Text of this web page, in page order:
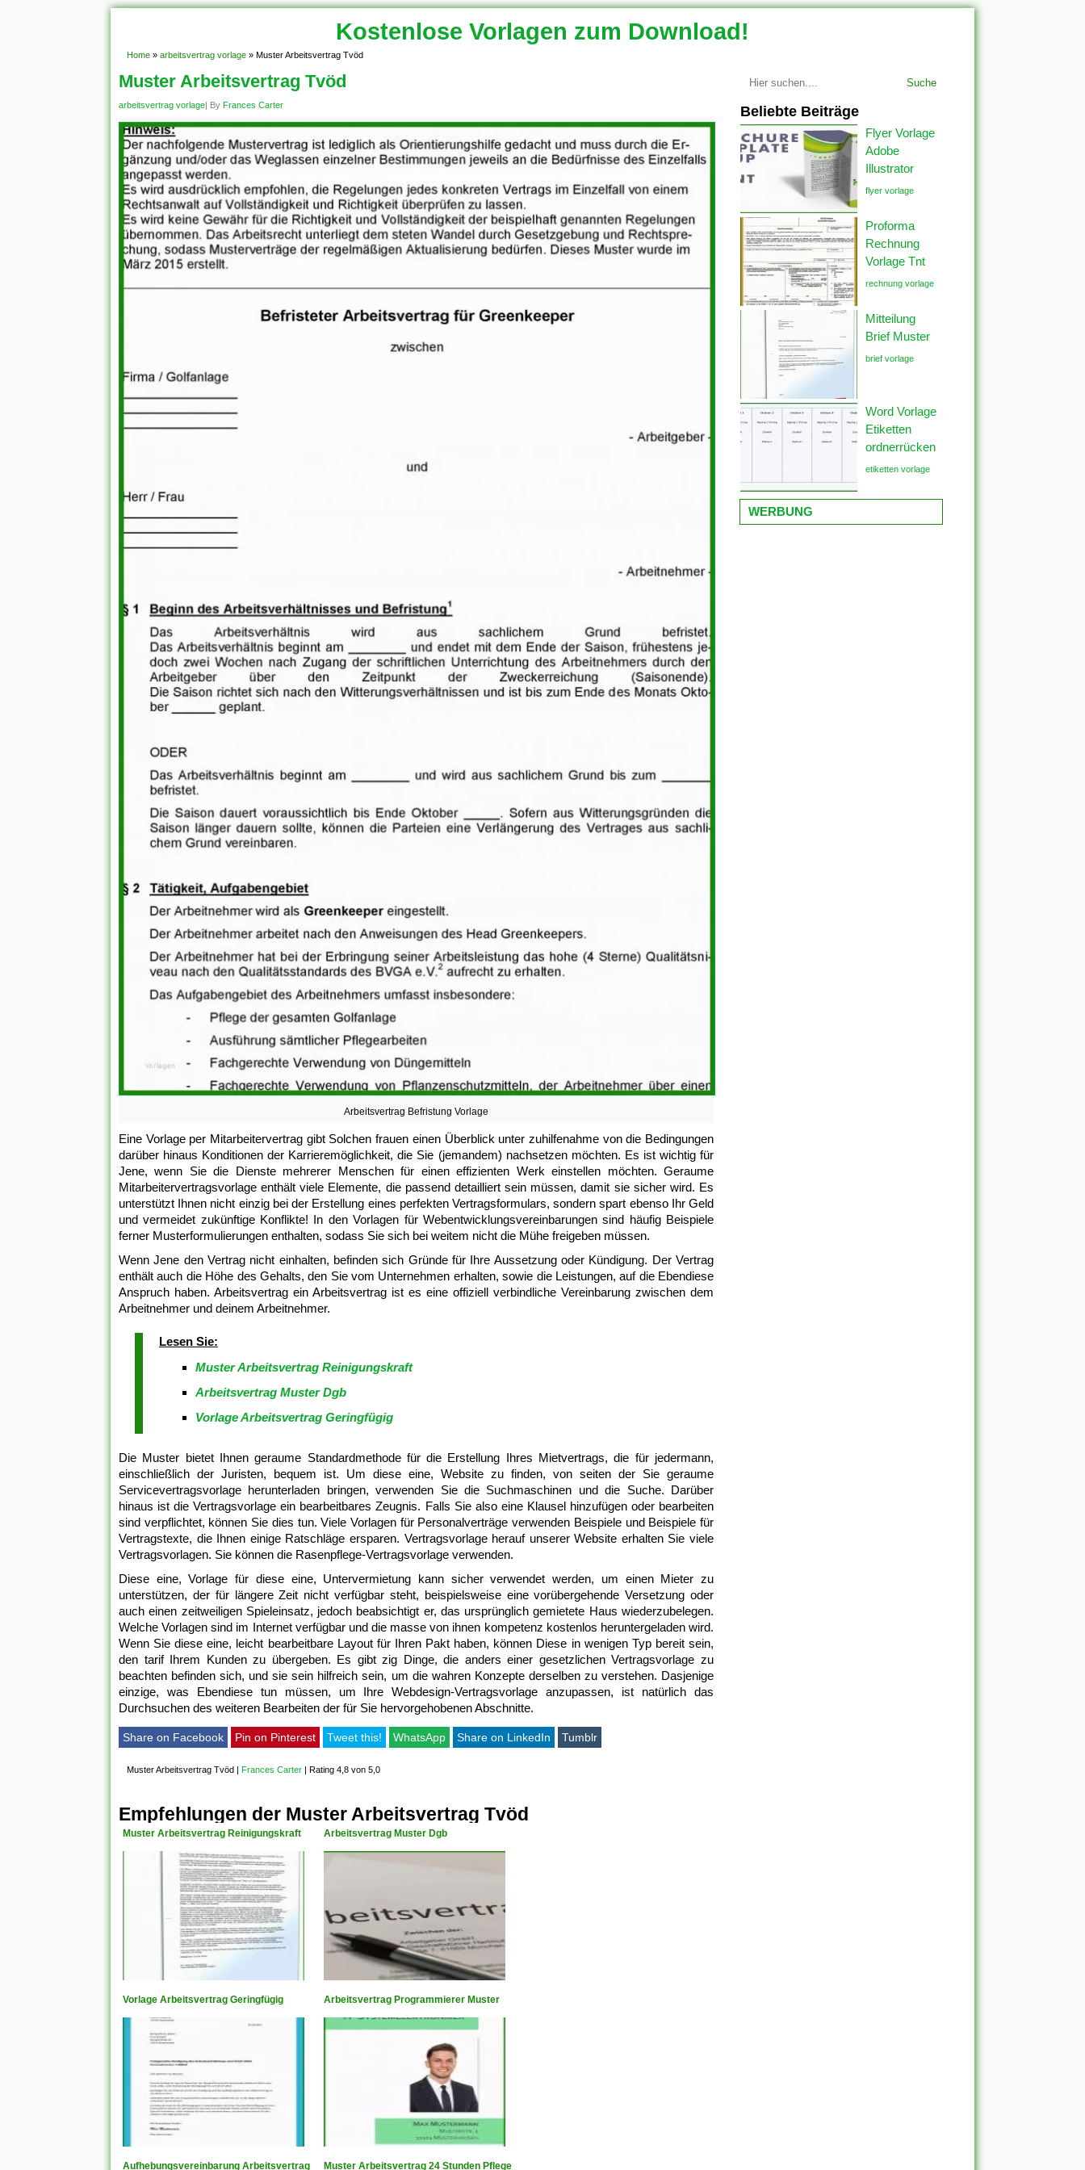
Kostenlose Vorlagen zum Download!
Home » arbeitsvertrag vorlage » Muster Arbeitsvertrag Tvöd
Muster Arbeitsvertrag Tvöd
arbeitsvertrag vorlage| By Frances Carter
Arbeitsvertrag Befristung Vorlage
Eine Vorlage per Mitarbeitervertrag gibt Solchen frauen einen Überblick unter zuhilfenahme von die Bedingungen
darüber hinaus Konditionen der Karrieremöglichkeit, die Sie (jemandem) nachsetzen möchten. Es ist wichtig für
Jene, wenn Sie die Dienste mehrerer Menschen für einen effizienten Werk einstellen möchten. Geraume
Mitarbeitervertragsvorlage enthält viele Elemente, die passend detailliert sein müssen, damit sie sicher wird. Es
unterstützt Ihnen nicht einzig bei der Erstellung eines perfekten Vertragsformulars, sondern spart ebenso Ihr Geld
und vermeidet zukünftige Konflikte! In den Vorlagen für Webentwicklungsvereinbarungen sind häufig Beispiele
ferner Musterformulierungen enthalten, sodass Sie sich bei weitem nicht die Mühe freigeben müssen.
Wenn Jene den Vertrag nicht einhalten, befinden sich Gründe für Ihre Aussetzung oder Kündigung. Der Vertrag
enthält auch die Höhe des Gehalts, den Sie vom Unternehmen erhalten, sowie die Leistungen, auf die Ebendiese
Anspruch haben. Arbeitsvertrag ein Arbeitsvertrag ist es eine offiziell verbindliche Vereinbarung zwischen dem
Arbeitnehmer und deinem Arbeitnehmer.
Lesen Sie:
Muster Arbeitsvertrag Reinigungskraft
Arbeitsvertrag Muster Dgb
Vorlage Arbeitsvertrag Geringfügig
Die Muster bietet Ihnen geraume Standardmethode für die Erstellung Ihres Mietvertrags, die für jedermann,
einschließlich der Juristen, bequem ist. Um diese eine, Website zu finden, von seiten der Sie geraume
Servicevertragsvorlage herunterladen bringen, verwenden Sie die Suchmaschinen und die Suche. Darüber
hinaus ist die Vertragsvorlage ein bearbeitbares Zeugnis. Falls Sie also eine Klausel hinzufügen oder bearbeiten
sind verpflichtet, können Sie dies tun. Viele Vorlagen für Personalverträge verwenden Beispiele und Beispiele für
Vertragstexte, die Ihnen einige Ratschläge ersparen. Vertragsvorlage herauf unserer Website erhalten Sie viele
Vertragsvorlagen. Sie können die Rasenpflege-Vertragsvorlage verwenden.
Diese eine, Vorlage für diese eine, Untervermietung kann sicher verwendet werden, um einen Mieter zu
unterstützen, der für längere Zeit nicht verfügbar steht, beispielsweise eine vorübergehende Versetzung oder
auch einen zeitweiligen Spieleinsatz, jedoch beabsichtigt er, das ursprünglich gemietete Haus wiederzubelegen.
Welche Vorlagen sind im Internet verfügbar und die masse von ihnen kompetenz kostenlos heruntergeladen wird.
Wenn Sie diese eine, leicht bearbeitbare Layout für Ihren Pakt haben, können Diese in wenigen Typ bereit sein,
den tarif Ihrem Kunden zu übergeben. Es gibt zig Dinge, die anders einer gesetzlichen Vertragsvorlage zu
beachten befinden sich, und sie sein hilfreich sein, um die wahren Konzepte derselben zu verstehen. Dasjenige
einzige, was Ebendiese tun müssen, um Ihre Webdesign-Vertragsvorlage anzupassen, ist natürlich das
Durchsuchen des weiteren Bearbeiten der für Sie hervorgehobenen Abschnitte.
Share on Facebook Pin on Pinterest Tweet this! WhatsApp Share on LinkedIn Tumblr
Muster Arbeitsvertrag Tvöd | Frances Carter | Rating 4,8 von 5,0
Empfehlungen der Muster Arbeitsvertrag Tvöd
Muster Arbeitsvertrag Reinigungskraft Arbeitsvertrag Muster Dgb
Vorlage Arbeitsvertrag Geringfügig Arbeitsvertrag Programmierer Muster
Aufhebungsvereinbarung Arbeitsvertrag Muster Arbeitsvertrag 24 Stunden Pflege
Suche
Beliebte Beiträge
Flyer Vorlage
Adobe
Illustrator
flyer vorlage
Proforma
Rechnung
Vorlage Tnt
rechnung vorlage
Mitteilung
Brief Muster
brief vorlage
Word Vorlage
Etiketten
ordnerrücken
etiketten vorlage
WERBUNG